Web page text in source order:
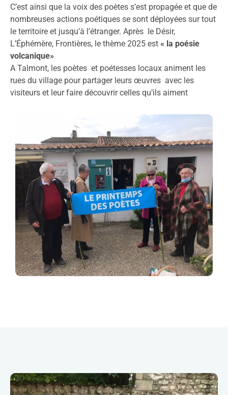
C’est ainsi que la voix des poètes s’est propagée et que de
nombreuses actions poétiques se sont déployées sur tout
le territoire et jusqu’à l’étranger. Après le Désir,
L’Éphémère, Frontières, le thème 2025 est « la poésie
volcanique»
A Talmont, les poètes et poétesses locaux animent les
rues du village pour partager leurs œuvres avec les
visiteurs et leur faire découvrir celles qu’ils aiment